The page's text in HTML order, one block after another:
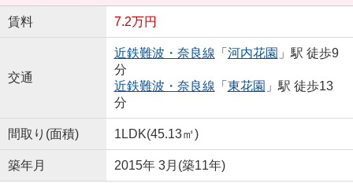
賃料 7.2万円
交通
近鉄難波・奈良線 「 河内花園 」駅 徒歩9
分
近鉄難波・奈良線 「 東花園 」駅 徒歩13
分
間取り(面積) 1LDK(45.13㎡)
築年月 2015年 3月(築11年)